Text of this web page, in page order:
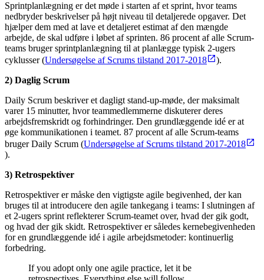
Sprintplanlægning er det møde i starten af et sprint, hvor teams
nedbryder beskrivelser på højt niveau til detaljerede opgaver. Det
hjælper dem med at lave et detaljeret estimat af den mængde
arbejde, de skal udføre i løbet af sprinten. 86 procent af alle Scrum-
teams bruger sprintplanlægning til at planlægge typisk 2-ugers
cyklusser (Undersøgelse af Scrums tilstand 2017-2018
).
2) Daglig Scrum
Daily Scrum beskriver et dagligt stand-up-møde, der maksimalt
varer 15 minutter, hvor teammedlemmerne diskuterer deres
arbejdsfremskridt og forhindringer. Den grundlæggende idé er at
øge kommunikationen i teamet. 87 procent af alle Scrum-teams
bruger Daily Scrum (Undersøgelse af Scrums tilstand 2017-2018
).
3) Retrospektiver
Retrospektiver er måske den vigtigste agile begivenhed, der kan
bruges til at introducere den agile tankegang i teams: I slutningen af
et 2-ugers sprint reflekterer Scrum-teamet over, hvad der gik godt,
og hvad der gik skidt. Retrospektiver er således kernebegivenheden
for en grundlæggende idé i agile arbejdsmetoder: kontinuerlig
forbedring.
If you adopt only one agile practice, let it be